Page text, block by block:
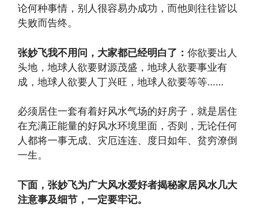
论何种事情，别人很容易办成功，而他则往往皆以
失败而告终。
张妙飞我不用问，大家都已经明白了： 你欲要出人
头地，地球人欲要财源茂盛，地球人欲要事业有
成，地球人欲要人丁兴旺，地球人欲要等等……
必须居住一套有着好风水气场的好房子，就是居住
在充满正能量的好风水环境里面，否则，无论任何
人都将一事无成、灾厄连连、度日如年、贫穷潦倒
一生。
下面，张妙飞为广大风水爱好者揭秘家居风水几大
注意事及细节，一定要牢记。